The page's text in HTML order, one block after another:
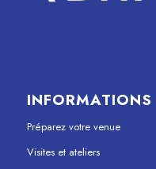
INFORMATIONS
Préparez votre venue
Visites et ateliers